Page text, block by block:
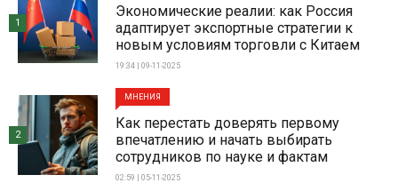
Экономические реалии: как Россия
адаптирует экспортные стратегии к
новым условиям торговли с Китаем
19:34 | 09-11-2025
1
МНЕНИЯ
Как перестать доверять первому
впечатлению и начать выбирать
сотрудников по науке и фактам
02:59 | 05-11-2025
2